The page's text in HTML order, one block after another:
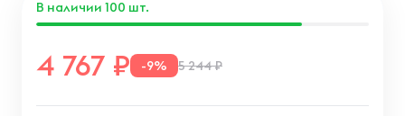
4 767 -9% 5 244 ₽
В наличии 100 шт.